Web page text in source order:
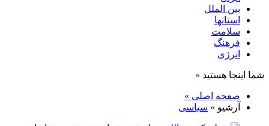
بین الملل
استانها
سلامت
فرهنگ
انرژی
شما اینجا هستید »
صفحه اصلی »
آرشیو » سیاسی